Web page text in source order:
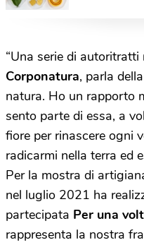
“Una serie di
Corponatura, parla
natura. Ho un rapporto
sento parte di essa, a
fiore per rinascere ogni
radicarmi nella terra ed
Per la mostra di
nel luglio 2021 ha
partecipata Per una
rappresenta la nostra